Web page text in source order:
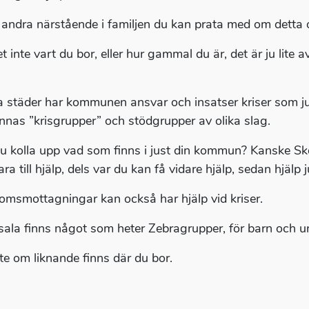
närstående i familjen du kan prata med om detta
inte vart du bor, eller hur gammal du är, det är ju lite
städer har kommunen ansvar och insatser kriser som
”krisgrupper” och stödgrupper av olika slag.
kolla upp vad som finns i just din kommun? Kanske
till hjälp, dels var du kan få vidare hjälp, sedan
kan också har hjälp vid kriser.
finns något som heter Zebragrupper, för barn och
om liknande finns där du bor.